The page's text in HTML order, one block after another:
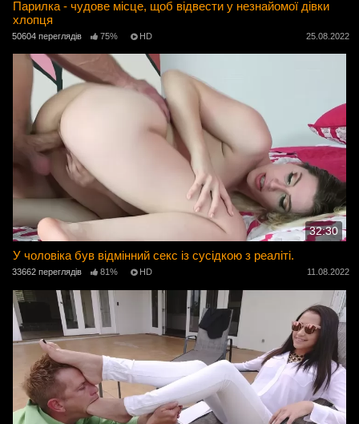
Парилка - чудове місце, щоб відвести у незнайомої дівки
хлопця
50604 переглядів 75% HD 25.08.2022
32:30
У чоловіка був відмінний секс із сусідкою з реаліті.
33662 переглядів 81% HD 11.08.2022